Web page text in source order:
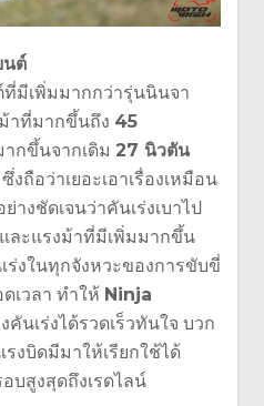
นต์
ที่มีเพิ่มมากกว่ารุ่นนินจา
าที่มากขึ้นถึง 45
กขึ้นจากเดิม 27 นิวตัน
ซึ่งถือว่าเยอะเอาเรื่องเหมือน
งชัดเจนว่าคันเร่งเบาไป
ละแรงม้าที่มีเพิ่มมากขึ้น
ร่งในทุกจังหวะของการขับขี่
เวลา ทำให้ Ninja
นเร่งได้รวดเร็วทันใจ บวก
งบิดมีมาให้เรียกใช้ได้
บสูงสุดถึงเรดไลน์